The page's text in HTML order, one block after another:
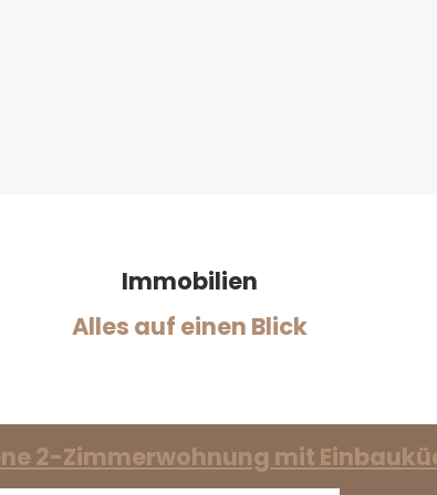
Immobilien
Alles auf einen Blick
2-Zimmerwohnung mit